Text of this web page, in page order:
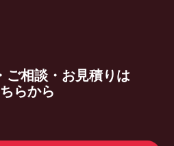
ご相談・お見積りは
らから